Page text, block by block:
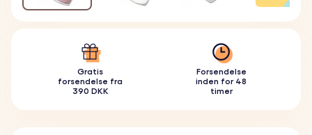
Gratis
forsendelse fra
390 DKK
Forsendelse
inden for 48
timer